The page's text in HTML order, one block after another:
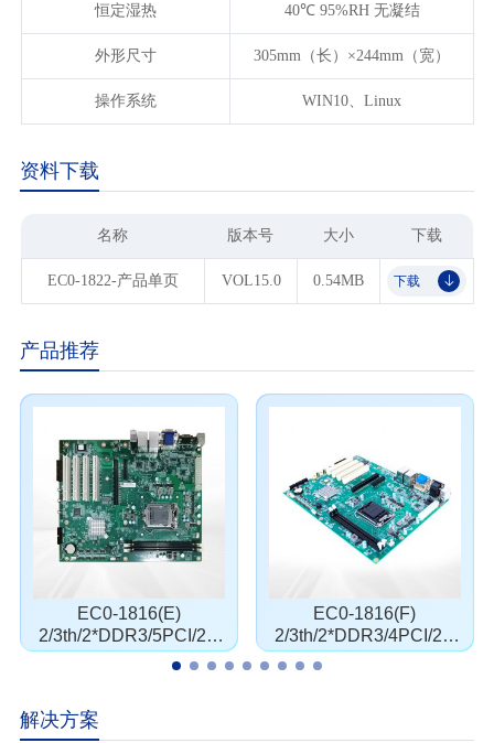
恒定湿热 40℃ 95%RH 无凝结
外形尺寸 305mm（长）×244mm（宽）
操作系统 WIN10、Linux
资料下载
名称 版本号 大小 下载
EC0-1822-产品单页 VOL15.0 0.54MB 下载 𐃯
产品推荐
EC0-1816(E)
2/3th/2*DDR3/5PCI/2P
CIE
EC0-1816(F)
2/3th/2*DDR3/4PCI/2P
CIE
解决方案